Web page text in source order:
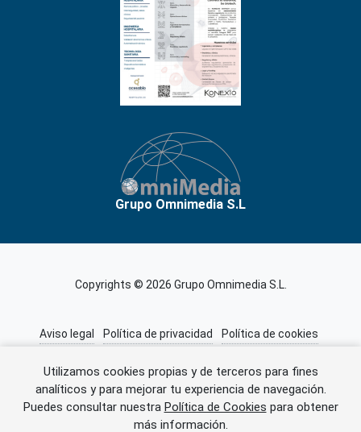
Utilizamos cookies propias y de terceros para fines
analíticos y para mejorar tu experiencia de navegación.
Puedes consultar nuestra Política de Cookies para obtener
más información.
Error al cargar el anuncio.
Grupo Omnimedia S.L
Copyrights © 2026 Grupo Omnimedia S.L.
Aviso legal Política de privacidad
Política de cookies